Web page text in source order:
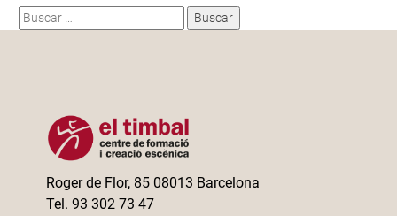
Buscar:
Roger de Flor, 85 08013 Barcelona
Tel. 93 302 73 47